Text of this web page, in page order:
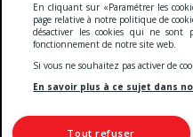
4 Rue
2530
TVA:
En cliquant sur «Paramétrer les
page relative à notre politique de
désactiver les cookies qui ne sont
fonctionnement de notre site web.
Si vous ne souhaitez pas activer de
En savoir plus à ce sujet dans
Tout refuser